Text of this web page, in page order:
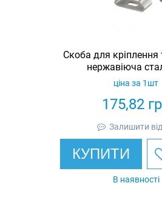
Скоба для
нержавіюча
175,82
ціна за 1шт
Залишити
КУПИТИ
В наявності